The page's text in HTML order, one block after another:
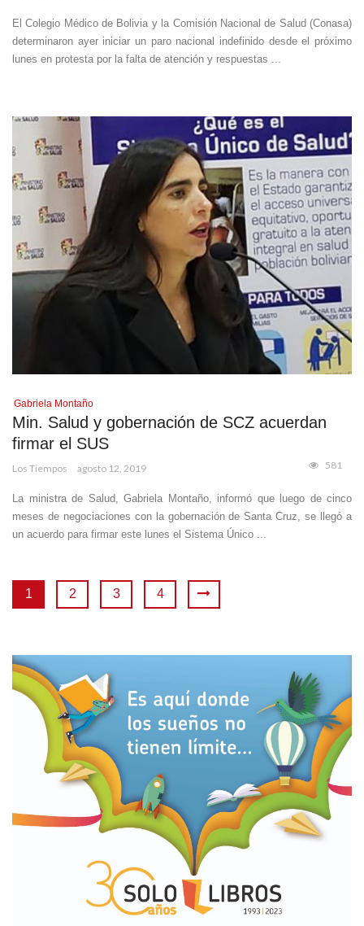
El Colegio Médico de Bolivia y la Comisión Nacional de Salud (Conasa)
determinaron ayer iniciar un paro nacional indefinido desde el próximo
lunes en protesta por la falta de atención y respuestas ...
Gabriela Montaño
Min. Salud y gobernación de SCZ acuerdan
firmar el SUS
Los Tiempos agosto 12, 2019 581
La ministra de Salud, Gabriela Montaño, informó que luego de cinco
meses de negociaciones con la gobernación de Santa Cruz, se llegó a
un acuerdo para firmar este lunes el Sistema Único ...
1 2 3 4